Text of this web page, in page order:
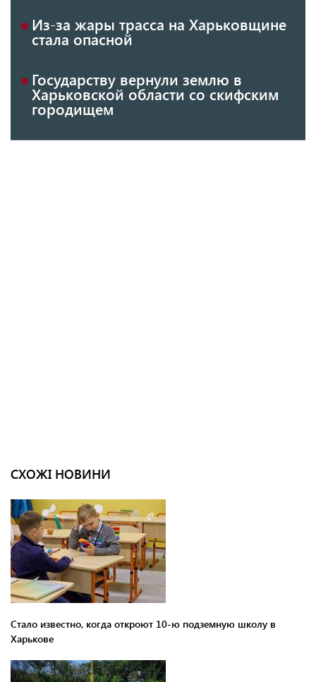
Из-за жары трасса на Харьковщине
стала опасной
Государству вернули землю в
Харьковской области со скифским
городищем
СХОЖІ НОВИНИ
Стало известно, когда откроют 10-ю подземную школу в
Харькове